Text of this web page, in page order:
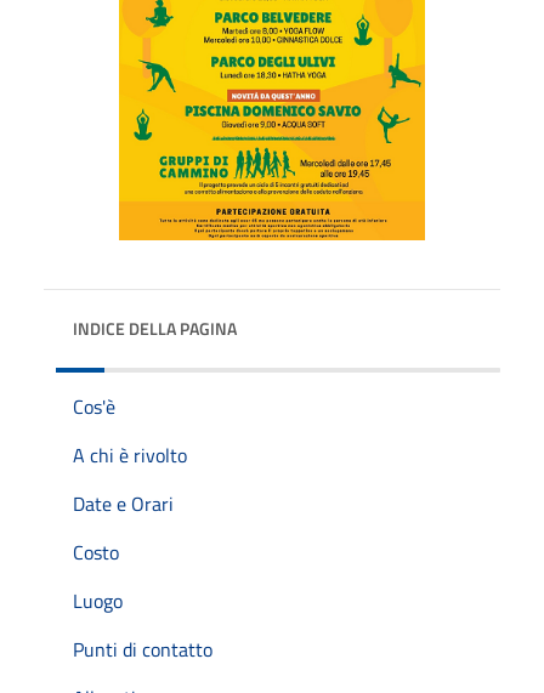
INDICE DELLA PAGINA
Cos'è
A chi è rivolto
Date e Orari
Costo
Luogo
Punti di contatto